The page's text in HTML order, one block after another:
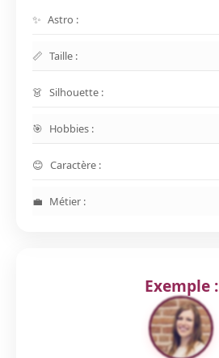
Astro :
Taille :
Silhouette :
Hobbies :
Caractère :
Métier :
Exemple :